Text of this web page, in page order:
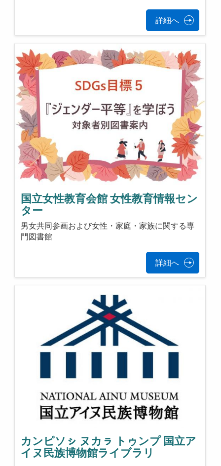
詳細へ
国立女性教育会館 女性教育情報セン
ター
男女共同参画および女性・家庭・家族に関する専
門図書館
詳細へ
カンピソㇱ ヌカㇻ トゥンプ 国立ア
イヌ民族博物館ライブラリ